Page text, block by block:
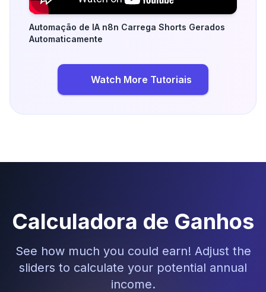
Automação de IA n8n Carrega Shorts Gerados
Automaticamente
Watch More Tutoriais
Calculadora de Ganhos
See how much you could earn! Adjust the
sliders to calculate your potential annual
income.